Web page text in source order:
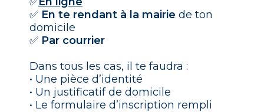
✅ En te rendant à la mairie de ton
domicile
✅ Par courrier
Dans tous les cas, il te faudra :
• Une pièce d’identité
• Un justificatif de domicile
• Le formulaire d’inscription rempli